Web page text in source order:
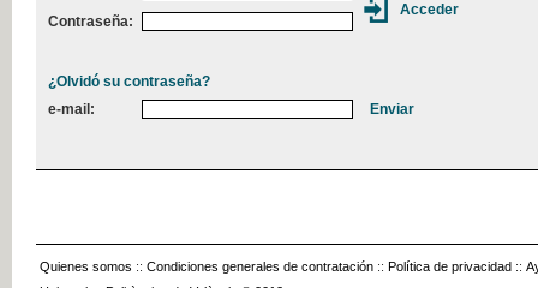
Contraseña:
¿Olvidó su contraseña?
e-mail:
Quienes somos :: Condiciones generales de contratación :: Política de privacidad ::